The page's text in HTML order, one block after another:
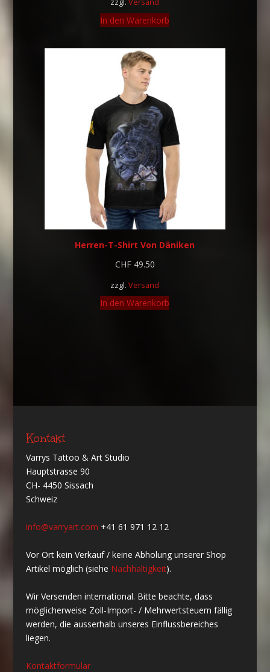
zzgl.Versand
In den Warenkorb
Herren-T-Shirt Von Däniken
CHF49.50
zzgl.Versand
In den Warenkorb
Kontakt
Varrys Tattoo & Art Studio
Hauptstrasse 90
CH- 4450 Sissach
Schweiz
info@varryart.com +41 61 971 12 12
Vor Ort kein Verkauf / keine Abholung unserer Shop
Artikel möglich (siehe Nachhaltigkeit).
Wir Versenden international. Bitte beachte, dass
möglicherweise Zoll-Import- / Mehrwertsteuern fällig
werden, die ausserhalb unseres Einflussbereiches
liegen.
Kontaktformular